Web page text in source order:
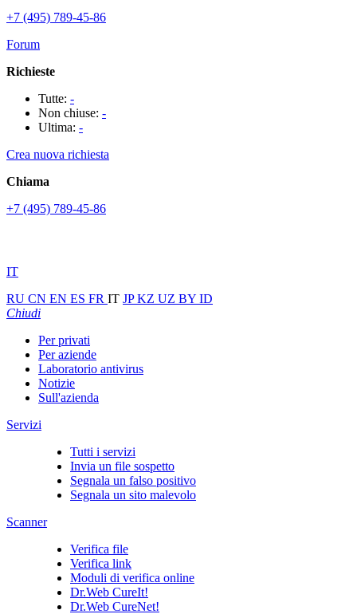
+7 (495) 789-45-86
Forum
Richieste
Tutte: -
Non chiuse: -
Ultima: -
Crea nuova richiesta
Chiama
+7 (495) 789-45-86
IT
RU CN EN ES FR IT JPKZ UZ BY ID
Chiudi
Per privati
Per aziende
Laboratorio antivirus
Notizie
Sull'azienda
Servizi
Tutti i servizi
Invia un file sospetto
Segnala un falso positivo
Segnala un sito malevolo
Scanner
Verifica file
Verifica link
Moduli di verifica online
Dr.Web CureIt!
Dr.Web CureNet!